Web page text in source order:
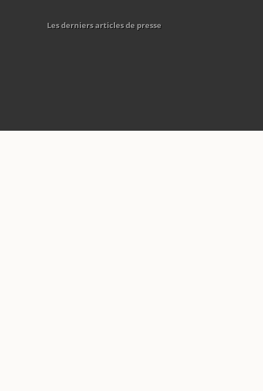
Les derniers articles de presse